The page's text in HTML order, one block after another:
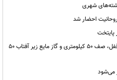
شهری
روحانیت احضار شد
پایتخت
ریمـدان در آستانه بحران؛ ۳ هزار کامیون قفل، صف ۵۰ کیلومتری و گاز مایع زیر آفتاب ۵۰
می‌شود